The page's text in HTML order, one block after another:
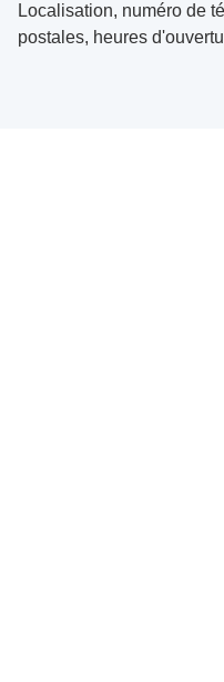
Localisation, numéro de
postales, heures